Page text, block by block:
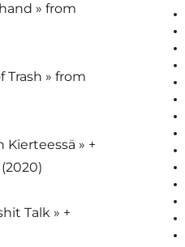
» from
» from
Kierteessä » +
Talk » +